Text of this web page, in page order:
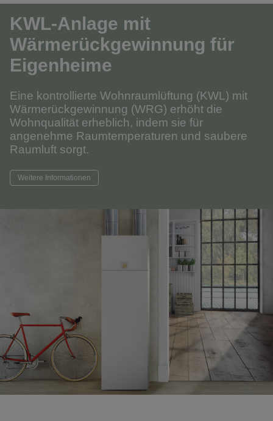
KWL-Anlage mit
Wärmerückgewinnung für
Eigenheime
Eine kontrollierte Wohnraumlüftung (KWL) mit
Wärmerückgewinnung (WRG) erhöht die
Wohnqualität erheblich, indem sie für
angenehme Raumtemperaturen und saubere
Raumluft sorgt.
Weitere Informationen